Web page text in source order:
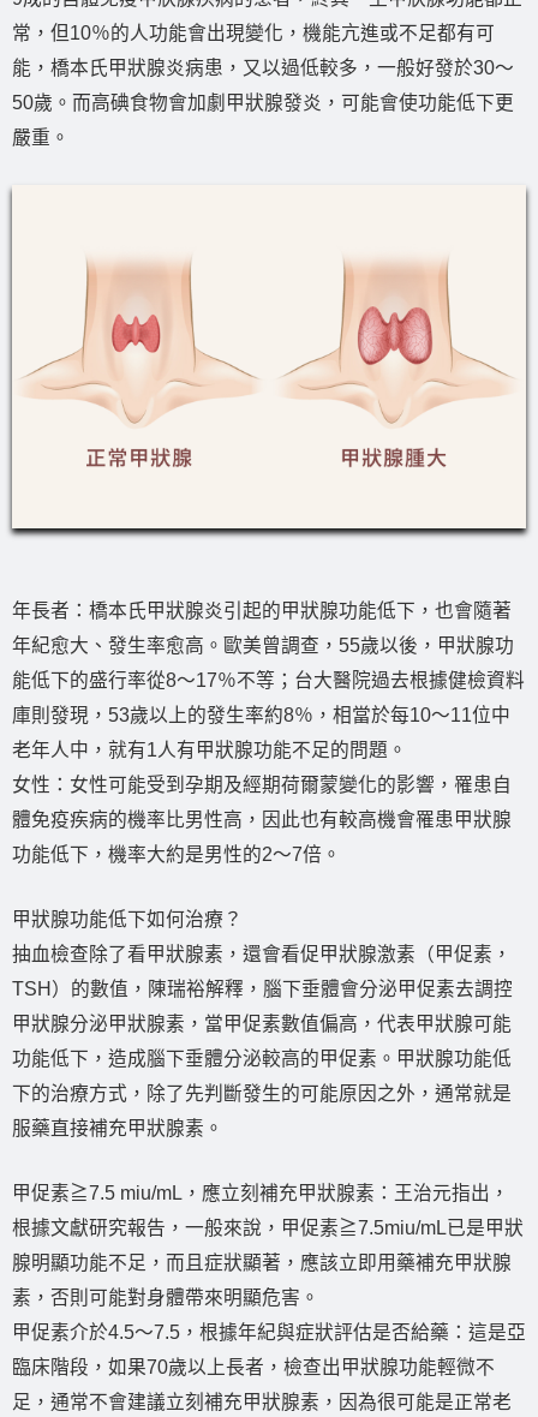
常，但10％的人功能會出現變化，機能亢進或不足都有可
能，橋本氏甲狀腺炎病患，又以過低較多，一般好發於30～
50歲。而高碘食物會加劇甲狀腺發炎，可能會使功能低下更
嚴重。
年長者：橋本氏甲狀腺炎引起的甲狀腺功能低下，也會隨著
年紀愈大、發生率愈高。歐美曾調查，55歲以後，甲狀腺功
能低下的盛行率從8～17％不等；台大醫院過去根據健檢資料
庫則發現，53歲以上的發生率約8％，相當於每10～11位中
老年人中，就有1人有甲狀腺功能不足的問題。
女性：女性可能受到孕期及經期荷爾蒙變化的影響，罹患自
體免疫疾病的機率比男性高，因此也有較高機會罹患甲狀腺
功能低下，機率大約是男性的2～7倍。
甲狀腺功能低下如何治療？
抽血檢查除了看甲狀腺素，還會看促甲狀腺激素（甲促素，
TSH）的數值，陳瑞裕解釋，腦下垂體會分泌甲促素去調控
甲狀腺分泌甲狀腺素，當甲促素數值偏高，代表甲狀腺可能
功能低下，造成腦下垂體分泌較高的甲促素。甲狀腺功能低
下的治療方式，除了先判斷發生的可能原因之外，通常就是
服藥直接補充甲狀腺素。
甲促素≧7.5 miu/mL，應立刻補充甲狀腺素：王治元指出，
根據文獻研究報告，一般來說，甲促素≧7.5miu/mL已是甲狀
腺明顯功能不足，而且症狀顯著，應該立即用藥補充甲狀腺
素，否則可能對身體帶來明顯危害。
甲促素介於4.5～7.5，根據年紀與症狀評估是否給藥：這是亞
臨床階段，如果70歲以上長者，檢查出甲狀腺功能輕微不
足，通常不會建議立刻補充甲狀腺素，因為很可能是正常老